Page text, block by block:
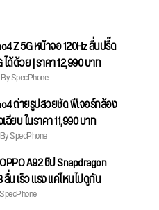
Z 5G หน้าจอ 120Hz ลื่นปรื๊ด
ด้ด้วย | ราคา 12,990 บาท
SpecPhone
ถ่ายรูปสวยชัด ฟีเจอร์กล้อง
ยบ ในราคา 11,990 บาท
SpecPhone
A92 ชิป Snapdragon
ลื่น เร็ว แรง แค่ไหนไปดูกัน